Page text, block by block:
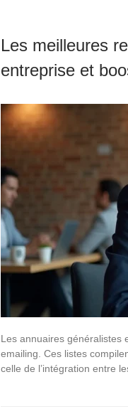
Les meilleures
entreprise et
Les annuaires généralistes
emailing. Ces listes
celle de l’intégration entre